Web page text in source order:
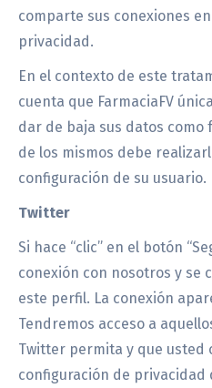
comparte sus conexiones
privacidad.
En el contexto de este
cuenta que FarmaciaFV
dar de baja sus datos como
de los mismos debe
configuración de su usuario.
Twitter
Si hace “clic” en el botón
conexión con nosotros y se
este perfil. La conexión
Tendremos acceso a
Twitter permita y que usted
configuración de privacidad